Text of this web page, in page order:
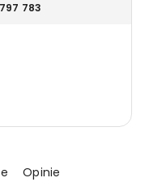
783
Opinie